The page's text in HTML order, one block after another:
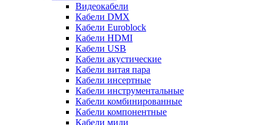
Видеокабели
Кабели DMX
Кабели Euroblock
Кабели HDMI
Кабели USB
Кабели акустические
Кабели витая пара
Кабели инсертные
Кабели инструментальные
Кабели комбинированные
Кабели компонентные
Кабели миди